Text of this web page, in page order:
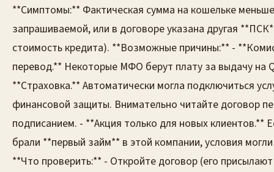
**Симптомы:** Фактическая сумма на кошельке меньше
запрашиваемой, или в договоре указана другая
стоимость кредита). **Возможные причины:** -
перевод.** Некоторые МФО берут плату за выдачу на
**Страховка.** Автоматически могла подключиться
финансовой защиты. Внимательно читайте договор
подписанием. - **Акция только для новых клиентов.**
брали **первый займ** в этой компании, условия
**Что проверить:** - Откройте договор (его